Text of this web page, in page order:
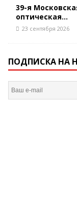
39-я
оптическая...
23 сентября 2026
ПОДПИСКА НА